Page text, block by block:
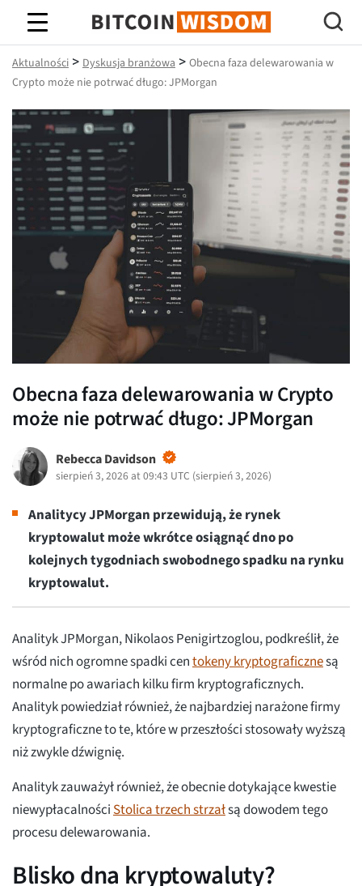
Mądrość Bitcoina
Aktualności > Dyskusja branżowa > Obecna faza delewarowania w
Crypto może nie potrwać długo: JPMorgan
Obecna faza delewarowania w Crypto
może nie potrwać długo: JPMorgan
Rebecca Davidson
sierpień 3, 2026 at 09:43 UTC (sierpień 3, 2026)
Analitycy JPMorgan przewidują, że rynek
kryptowalut może wkrótce osiągnąć dno po
kolejnych tygodniach swobodnego spadku na rynku
kryptowalut.
Analityk JPMorgan, Nikolaos Penigirtzoglou, podkreślił, że
wśród nich ogromne spadki centokeny kryptograficznesą
normalne po awariach kilku firm kryptograficznych.
Analityk powiedział również, że najbardziej narażone firmy
kryptograficzne to te, które w przeszłości stosowały wyższą
niż zwykle dźwignię.
Analityk zauważył również, że obecnie dotykające kwestie
niewypłacalnościStolica trzech strzałsą dowodem tego
procesu delewarowania.
Blisko dna kryptowaluty?